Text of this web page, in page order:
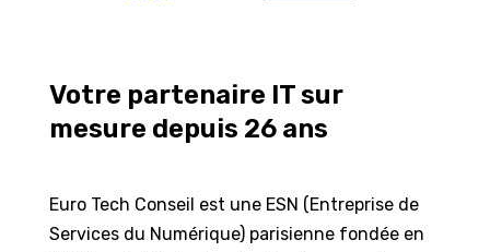
Votre partenaire IT sur
mesure depuis 26 ans
Euro Tech Conseil est une ESN (Entreprise de
Services du Numérique) parisienne fondée en